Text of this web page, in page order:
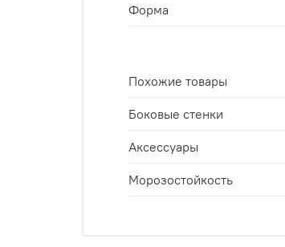
Форма
Похожие товары
Боковые стенки
Аксессуары
Морозостойкость